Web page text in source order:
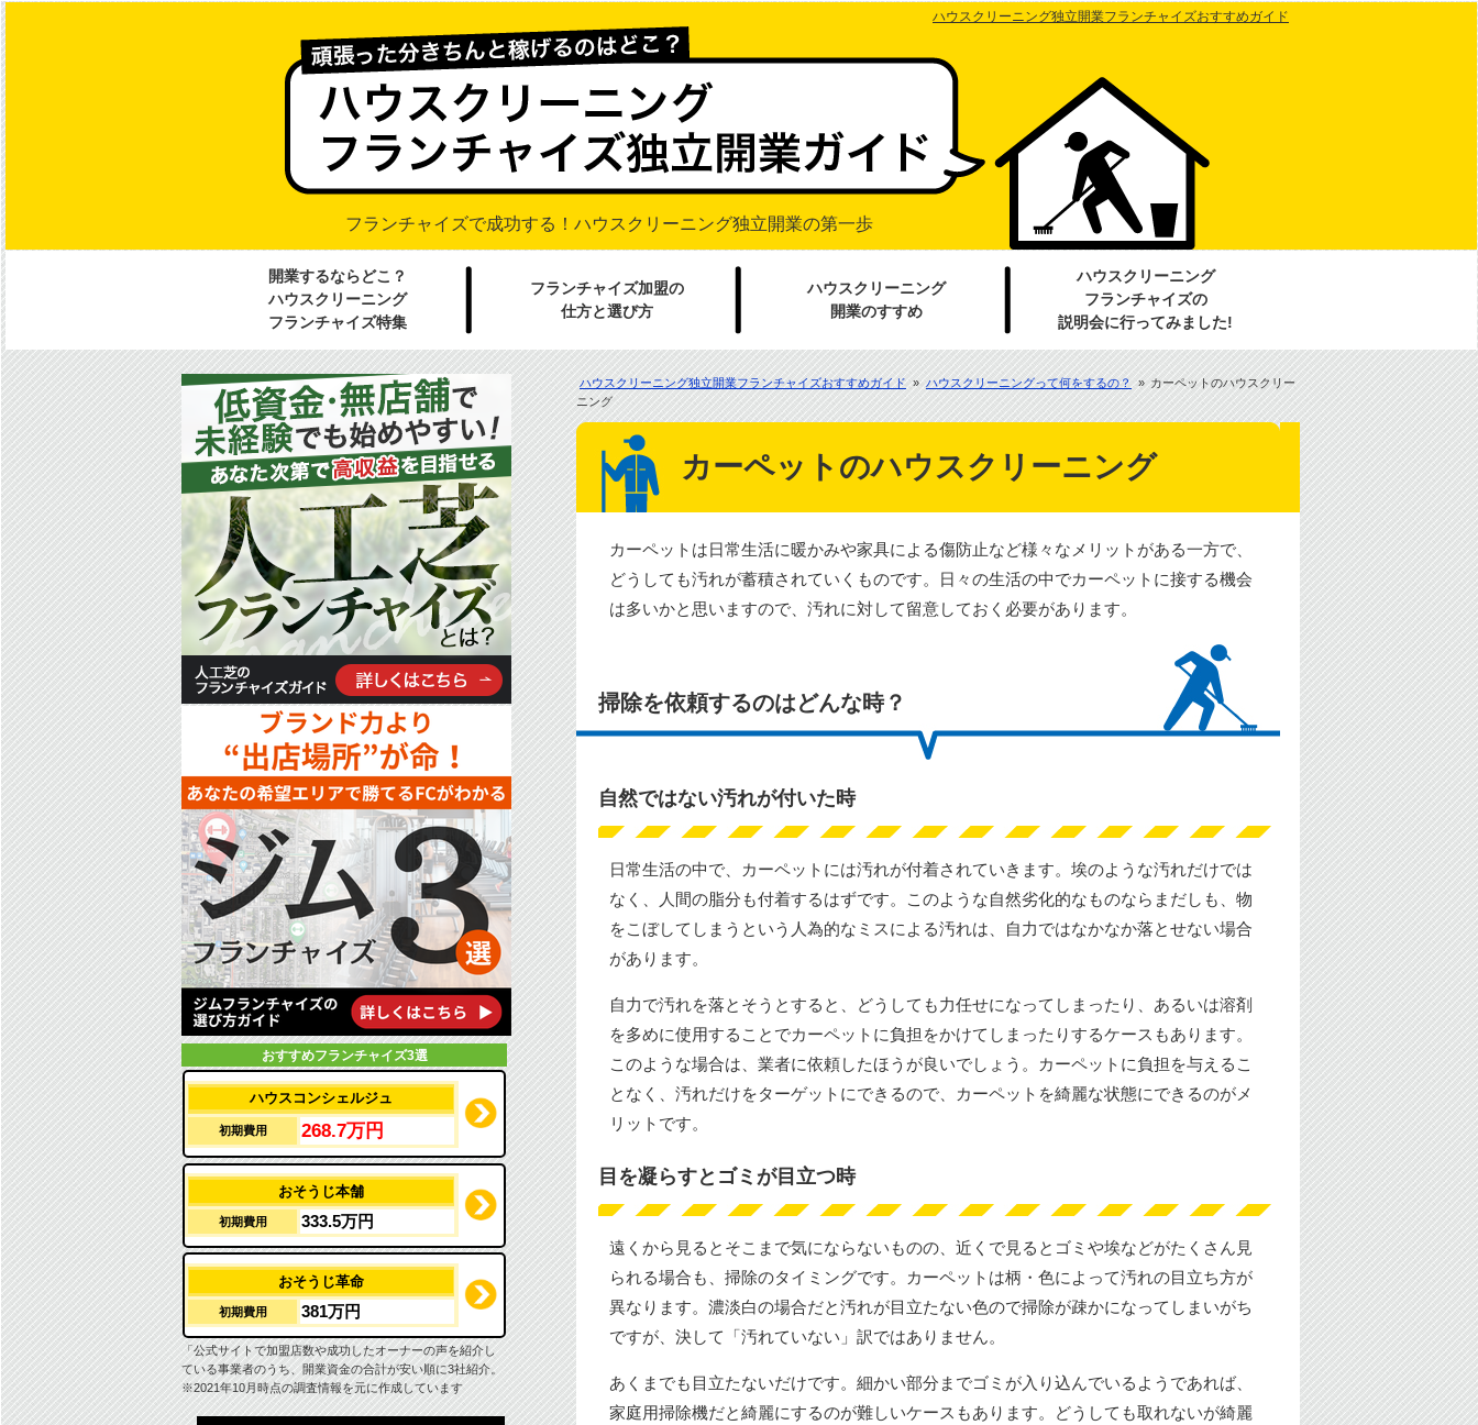
ハウスクリーニング独立開業フランチャイズおすすめガイド
フランチャイズで成功する！ ハウスクリーニング独立開業の第一歩
開業するならどこ？
ハウスクリーニング
フランチャイズ特集
フランチャイズ加盟の
仕方と選び方
ハウスクリーニング
開業のすすめ
ハウスクリーニング
フランチャイズの
説明会に行ってみました!
ハウスクリーニング独立開業フランチャイズおすすめガイド » ハウスクリーニングって何をするの？ » カーペットのハウスクリー
ニング
カーペットのハウスクリーニング
カーペットは日常生活に暖かみや家具による傷防止など様々なメリットがある一方で、
どうしても汚れが蓄積されていくものです。日々の生活の中でカーペットに接する機会
は多いかと思いますので、汚れに対して留意しておく必要があります。
掃除を依頼するのはどんな時？
自然ではない汚れが付いた時
日常生活の中で、カーペットには汚れが付着されていきます。埃のような汚れだけでは
なく、人間の脂分も付着するはずです。このような自然劣化的なものならまだしも、物
をこぼしてしまうという人為的なミスによる汚れは、自力ではなかなか落とせない場合
があります。
自力で汚れを落とそうとすると、どうしても力任せになってしまったり、あるいは溶剤
を多めに使用することでカーペットに負担をかけてしまったりするケースもあります。
このような場合は、業者に依頼したほうが良いでしょう。カーペットに負担を与えるこ
となく、汚れだけをターゲットにできるので、カーペットを綺麗な状態にできるのがメ
リットです。
目を凝らすとゴミが目立つ時
遠くから見るとそこまで気にならないものの、近くで見るとゴミや埃などがたくさん見
られる場合も、掃除のタイミングです。カーペットは柄・色によって汚れの目立ち方が
異なります。濃淡白の場合だと汚れが目立たない色ので掃除が疎かになってしまいがち
ですが、決して「汚れていない」訳ではありません。
あくまでも目立たないだけです。細かい部分までゴミが入り込んでいるようであれば、
家庭用掃除機だと綺麗にするのが難しいケースもあります。どうしても取れないが綺麗
おすすめフランチャイズ3選
ハウスコンシェルジュ
初期費用 268.7万円
おそうじ本舗
初期費用 333.5万円
おそうじ革命
初期費用 381万円
「公式サイトで加盟店数や成功したオーナーの声を紹介し
ている事業者のうち、開業資金の合計が安い順に3社紹介。
※2021年10月時点の調査情報を元に作成しています